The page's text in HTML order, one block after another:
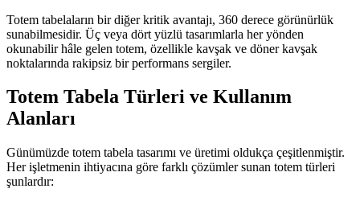
Totem tabelaların bir diğer kritik avantajı, 360 derece görünürlük
sunabilmesidir. Üç veya dört yüzlü tasarımlarla her yönden
okunabilir hâle gelen totem, özellikle kavşak ve döner kavşak
noktalarında rakipsiz bir performans sergiler.
Totem Tabela Türleri ve Kullanım
Alanları
Günümüzde totem tabela tasarımı ve üretimi oldukça çeşitlenmiştir.
Her işletmenin ihtiyacına göre farklı çözümler sunan totem türleri
şunlardır: